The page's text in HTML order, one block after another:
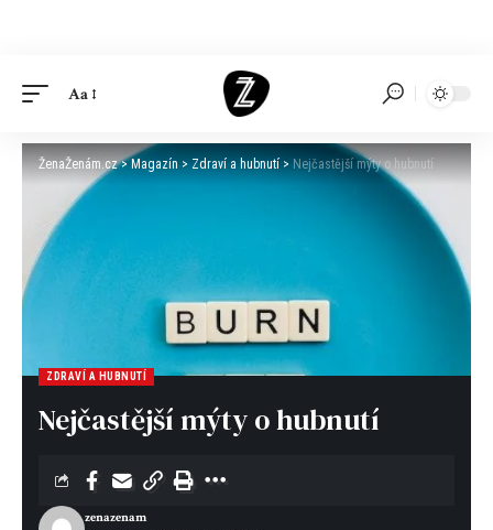
Aa
ŽenaŽenám.cz> Magazín >Zdraví a hubnutí> Nejčastější mýty o hubnutí
ZDRAVÍ A HUBNUTÍ
Nejčastější mýty o hubnutí
zenazenam